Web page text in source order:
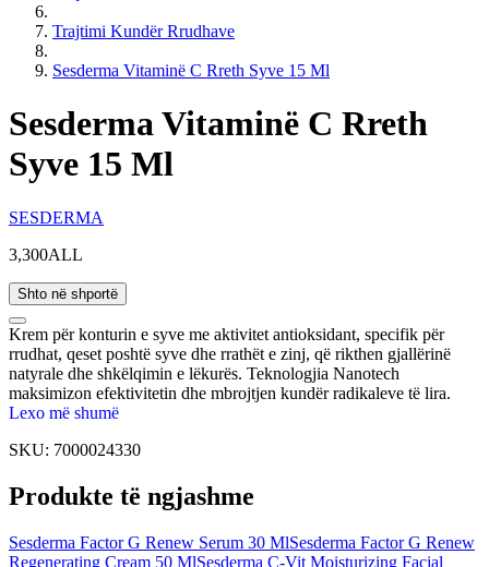
Trajtimi Kundër Rrudhave
Sesderma Vitaminë C Rreth Syve 15 Ml
Sesderma Vitaminë C Rreth
Syve 15 Ml
SESDERMA
3,300ALL
Shto në shportë
Krem për konturin e syve me aktivitet antioksidant, specifik për
rrudhat, qeset poshtë syve dhe rrathët e zinj, që rikthen gjallërinë
natyrale dhe shkëlqimin e lëkurës. Teknologjia Nanotech
maksimizon efektivitetin dhe mbrojtjen kundër radikaleve të lira.
Ndriçon dhe revitalizon lëkurën e konturit të syve. Njëtrajtëson tonin
rrudhave. Rifreskon dhe dekongjestionon. Parandalon veprimin e
për të arritur depërtim më të thellë dhe efekt më të lartë.
Lexo më shumë
SKU: 7000024330
Produkte të ngjashme
Sesderma Factor G Renew Serum 30 MlSesderma Factor G Renew
Regenerating Cream 50 MlSesderma C-Vit Moisturizing Facial